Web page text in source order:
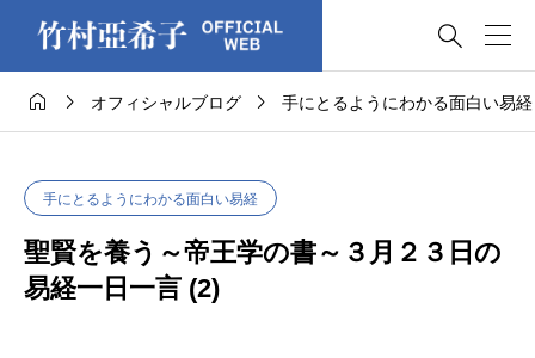

  オフィシャルブログ  手にとるようにわかる面白い易経
手にとるようにわかる面白い易経
聖賢を養う～帝王学の書～３月２３日の
易経一日一言 (2)